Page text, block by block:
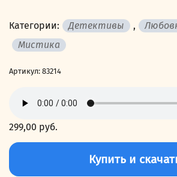
Категории: Детективы ,
Мистика
Артикул: 83214
299,00 руб.
Количество
Зов
Купить и